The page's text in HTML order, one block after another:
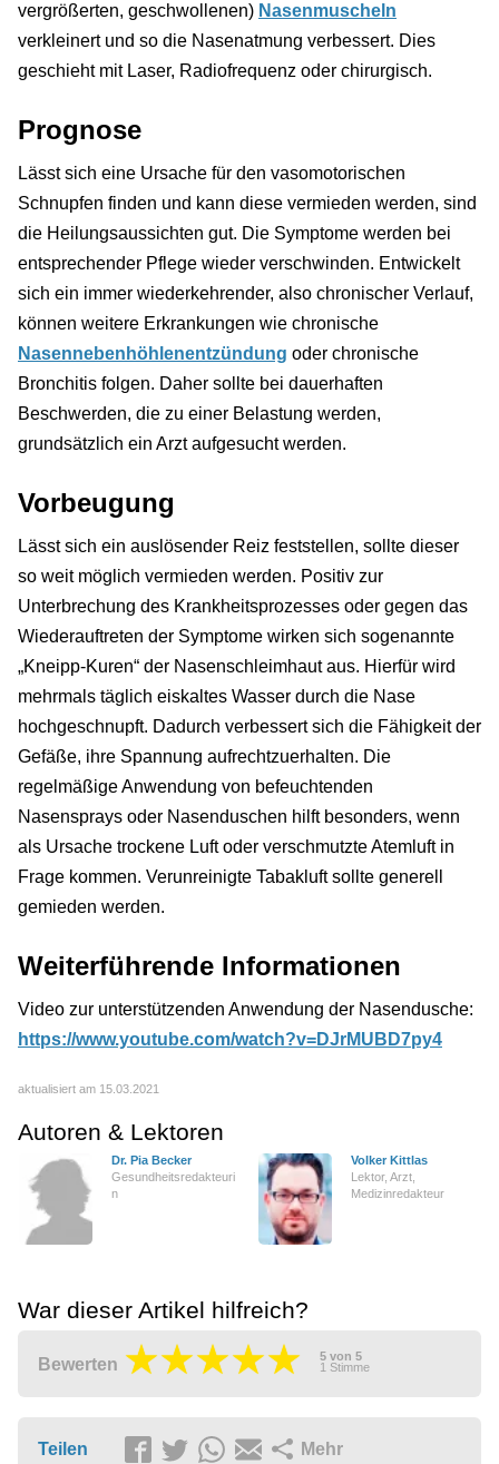
vergrößerten, geschwollenen) Nasenmuscheln
verkleinert und so die Nasenatmung verbessert. Dies
geschieht mit Laser, Radiofrequenz oder chirurgisch.
Prognose
Lässt sich eine Ursache für den vasomotorischen
Schnupfen finden und kann diese vermieden werden, sind
die Heilungsaussichten gut. Die Symptome werden bei
entsprechender Pflege wieder verschwinden. Entwickelt
sich ein immer wiederkehrender, also chronischer Verlauf,
können weitere Erkrankungen wie chronische
Nasennebenhöhlenentzündung oder chronische
Bronchitis folgen. Daher sollte bei dauerhaften
Beschwerden, die zu einer Belastung werden,
grundsätzlich ein Arzt aufgesucht werden.
Vorbeugung
Lässt sich ein auslösender Reiz feststellen, sollte dieser
so weit möglich vermieden werden. Positiv zur
Unterbrechung des Krankheitsprozesses oder gegen das
Wiederauftreten der Symptome wirken sich sogenannte
„Kneipp-Kuren“ der Nasenschleimhaut aus. Hierfür wird
mehrmals täglich eiskaltes Wasser durch die Nase
hochgeschnupft. Dadurch verbessert sich die Fähigkeit der
Gefäße, ihre Spannung aufrechtzuerhalten. Die
regelmäßige Anwendung von befeuchtenden
Nasensprays oder Nasenduschen hilft besonders, wenn
als Ursache trockene Luft oder verschmutzte Atemluft in
Frage kommen. Verunreinigte Tabakluft sollte generell
gemieden werden.
Weiterführende Informationen
Video zur unterstützenden Anwendung der Nasendusche:
https://www.youtube.com/watch?v=DJrMUBD7py4
aktualisiert am 15.03.2021
Autoren & Lektoren
Dr. Pia Becker
Gesundheitsredakteuri
n
Volker Kittlas
Lektor, Arzt,
Medizinredakteur
War dieser Artikel hilfreich?
Bewerten 5 von 5
1 Stimme
Teilen Mehr